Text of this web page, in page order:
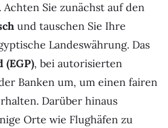
Achten Sie zunächst auf den
und tauschen Sie Ihre
Landeswährung. Das
(EGP), bei autorisierten
Banken um, um einen fairen
Darüber hinaus
Orte wie Flughäfen zu